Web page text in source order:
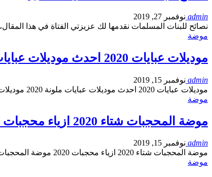
admin نوفمبر 27, 2019
نصائح للبنات المسلمات نقدمها لك عزيزتي الفتاة في هذا
موضة
موديلات عبايات 2020 احدث موديلات عبايات ملونة 2020
admin نوفمبر 15, 2019
موديلات عبايات 2020 احدث موديلات عبايات ملونة 2020 موديلات عبايات 2020 احدث موديلات…
موضة
موضة المحجبات شتاء 2020 ازياء محجبات 2020
admin نوفمبر 15, 2019
موضة المحجبات شتاء 2020 ازياء محجبات 2020 موضة المحجبات شتاء 2020 ازياء محجبات 2020 نحن…
موضة